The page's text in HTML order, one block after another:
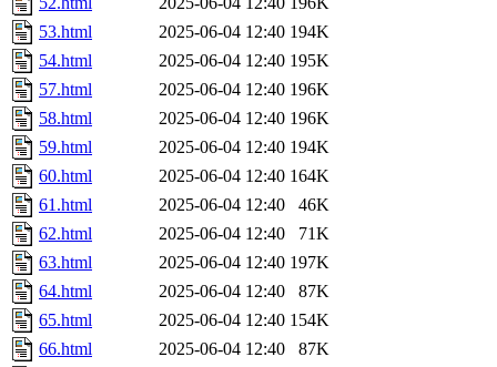
53.html
2025-06-04 12:40 194K
54.html
2025-06-04 12:40 195K
57.html
2025-06-04 12:40 196K
58.html
2025-06-04 12:40 196K
59.html
2025-06-04 12:40 194K
60.html
2025-06-04 12:40 164K
61.html
2025-06-04 12:40
46K
62.html
2025-06-04 12:40
71K
63.html
2025-06-04 12:40 197K
64.html
2025-06-04 12:40
87K
65.html
2025-06-04 12:40 154K
66.html
2025-06-04 12:40
87K